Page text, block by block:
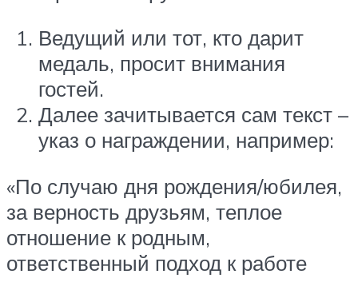
Ведущий или тот, кто дарит
медаль, просит внимания
гостей.
Далее зачитывается сам текст –
указ о награждении, например:
«По случаю дня рождения/юбилея,
за верность друзьям, теплое
отношение к родным,
ответственный подход к работе